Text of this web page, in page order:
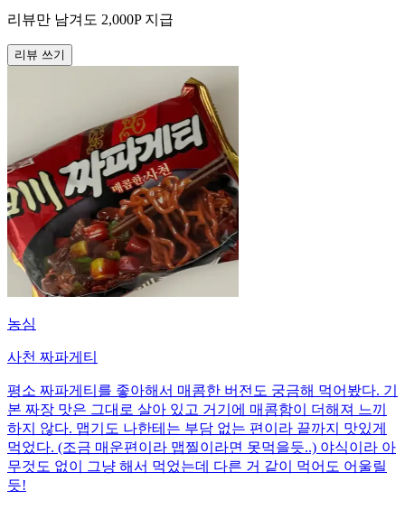
리뷰만 남겨도 2,000P 지급
리뷰 쓰기
농심
사천 짜파게티
평소 짜파게티를 좋아해서 매콤한 버전도 궁금해 먹어봤다. 기
본 짜장 맛은 그대로 살아 있고 거기에 매콤함이 더해져 느끼
하지 않다. 맵기도 나한테는 부담 없는 편이라 끝까지 맛있게
먹었다. (조금 매운편이라 맵찔이라면 못먹을듯..) 야식이라 아
무것도 없이 그냥 해서 먹었는데 다른 거 같이 먹어도 어울릴
듯!